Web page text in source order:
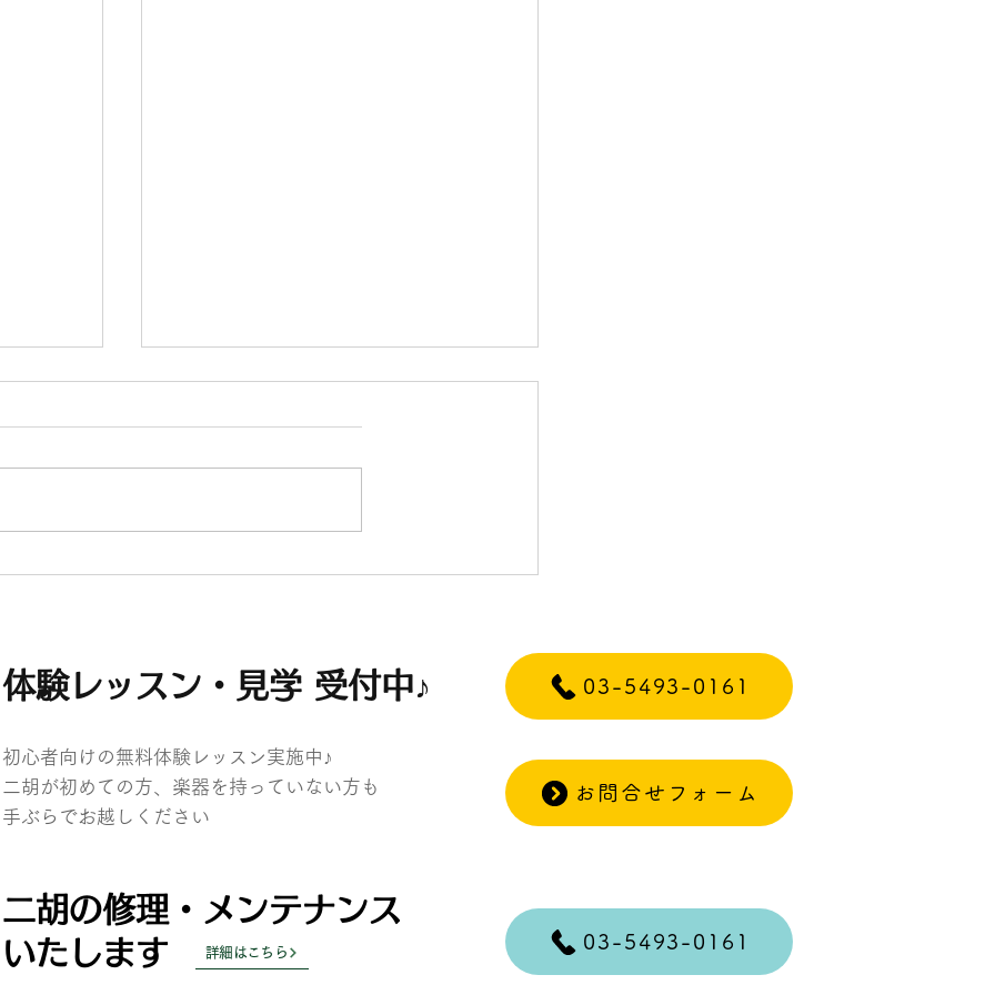
体験レッスン・見学 受付中♪
初心者向けの無料体験レッスン実施中♪
二胡が初めての方、楽器を持っていない方も
​手ぶらでお越しください
お問合せフォーム
03-5493-0161
二胡の修理・メンテナンス
いたします
03-5493-0161
詳細はこちら